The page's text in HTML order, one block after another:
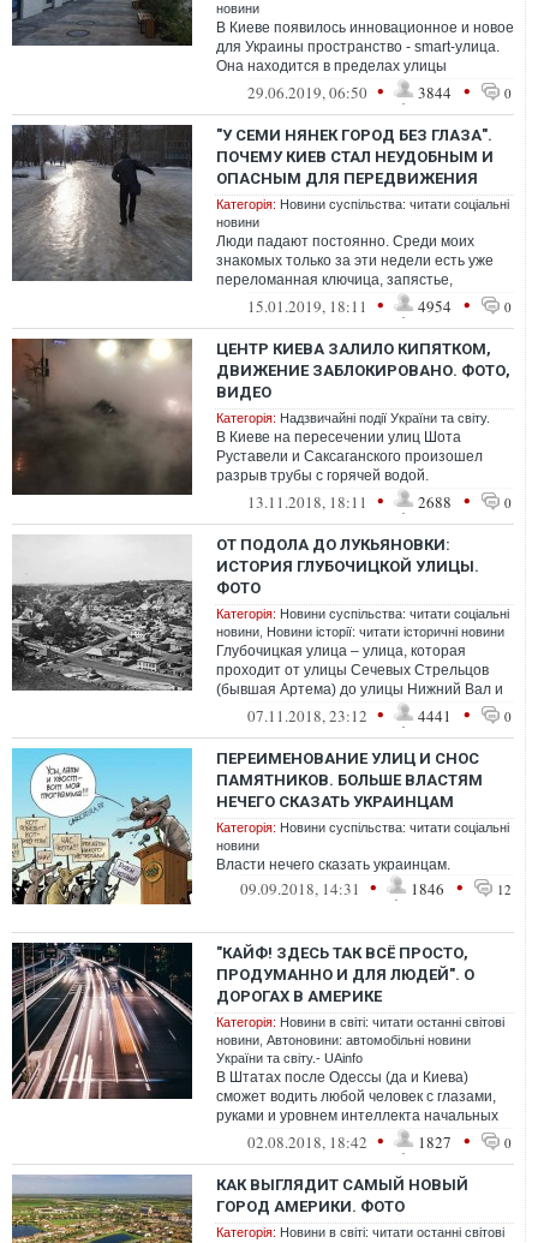
новини
В Киеве появилось инновационное и новое
для Украины пространство - smart-улица.
Она находится в пределах улицы
Салютной в Шевченковском районе
29.06.2019, 06:50 • 3844 • 0
"У СЕМИ НЯНЕК ГОРОД БЕЗ ГЛАЗА".
ПОЧЕМУ КИЕВ СТАЛ НЕУДОБНЫМ И
ОПАСНЫМ ДЛЯ ПЕРЕДВИЖЕНИЯ
Категорія: Новини суспільства: читати соціальні
новини
Люди падают постоянно. Среди моих
знакомых только за эти недели есть уже
переломанная ключица, запястье,
лодыжка и много синяков на коленях,
15.01.2019, 18:11 • 4954 • 0
ЦЕНТР КИЕВА ЗАЛИЛО КИПЯТКОМ,
ДВИЖЕНИЕ ЗАБЛОКИРОВАНО. ФОТО,
ВИДЕО
Категорія: Надзвичайні події України та світу.
В Киеве на пересечении улиц Шота
Руставели и Саксаганского произошел
разрыв трубы с горячей водой.
Автомобиль провалился в яму,
образовавшуюся в резул...
13.11.2018, 18:11 • 2688 • 0
ОТ ПОДОЛА ДО ЛУКЬЯНОВКИ:
ИСТОРИЯ ГЛУБОЧИЦКОЙ УЛИЦЫ.
ФОТО
Категорія: Новини суспільства: читати соціальні
новини Новини історії: читати історичні новини
Глубочицкая улица – улица, которая
проходит от улицы Сечевых Стрельцов
(бывшая Артема) до улицы Нижний Вал и
Вознесенского спуска (бывшая Смирнова-
07.11.2018, 23:12 • 4441 • 0
ПЕРЕИМЕНОВАНИЕ УЛИЦ И СНОС
ПАМЯТНИКОВ. БОЛЬШЕ ВЛАСТЯМ
НЕЧЕГО СКАЗАТЬ УКРАИНЦАМ
Категорія: Новини суспільства: читати соціальні
новини
Власти нечего сказать украинцам.
09.09.2018, 14:31 • 1846 • 12
"КАЙФ! ЗДЕСЬ ТАК ВСЁ ПРОСТО,
ПРОДУМАННО И ДЛЯ ЛЮДЕЙ". О
ДОРОГАХ В АМЕРИКЕ
Категорія: Новини в світі: читати останні світові
новини Автоновини: автомобільні новини
України та світу.- UAinfo
В Штатах после Одессы (да и Киева)
сможет водить любой человек с глазами,
руками и уровнем интеллекта начальных
классов.02.08.2018, 18:42 • 1827 • 0
КАК ВЫГЛЯДИТ САМЫЙ НОВЫЙ
ГОРОД АМЕРИКИ. ФОТО
Категорія: Новини в світі: читати останні світові